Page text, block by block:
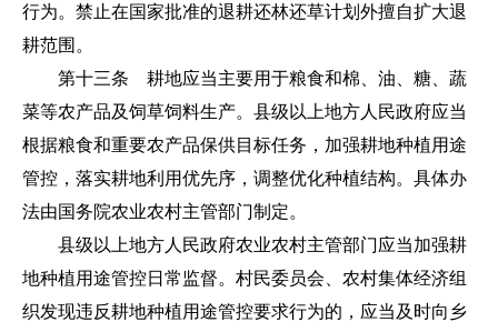
行为。禁止在国家批准的退耕还林还草计划外擅自扩大退
耕范围。
第十三条 耕地应当主要用于粮食和棉、油、糖、蔬
菜等农产品及饲草饲料生产。县级以上地方人民政府应当
根据粮食和重要农产品保供目标任务，加强耕地种植用途
管控，落实耕地利用优先序，调整优化种植结构。具体办
法由国务院农业农村主管部门制定。
县级以上地方人民政府农业农村主管部门应当加强耕
地种植用途管控日常监督。村民委员会、农村集体经济组
织发现违反耕地种植用途管控要求行为的，应当及时向乡